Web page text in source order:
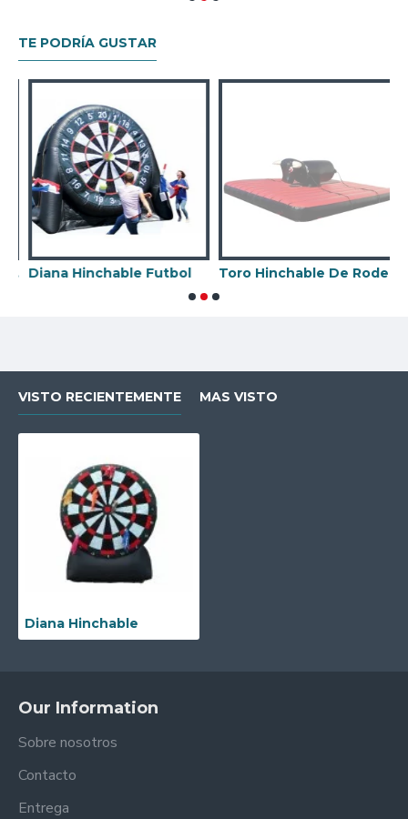
TE PODRÍA GUSTAR
Diana Hinchable Futbol Toro Hinchable De Rodeo Con Correas
VISTO RECIENTEMENTE MAS VISTO
Diana Hinchable
Our Information
Sobre nosotros
Contacto
Entrega